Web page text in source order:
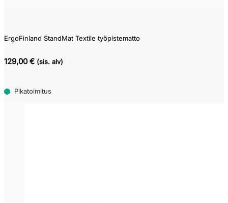
ErgoFinland StandMat Textile työpistematto
129,00 € (sis. alv)
Pikatoimitus